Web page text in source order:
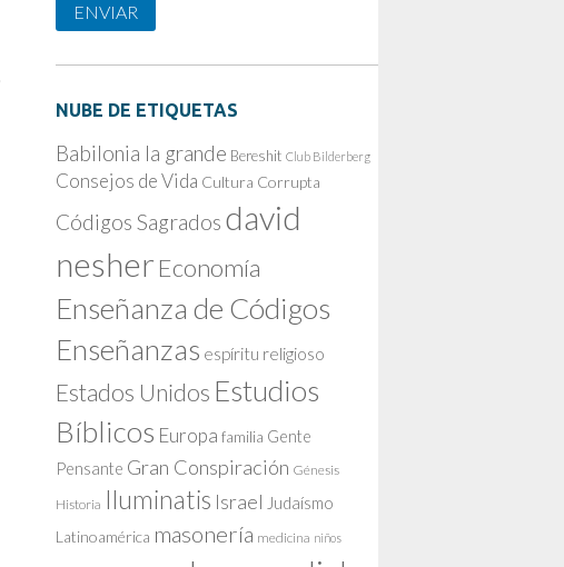
ENVIAR
NUBE DE ETIQUETAS
Babilonia la grande Bereshit Club Bilderberg
Consejos de Vida Cultura Corrupta
Códigos Sagrados david
nesher Economía
Enseñanza de Códigos
Enseñanzas espíritu religioso
Estados Unidos Estudios
Bíblicos Europa familia Gente
Pensante Gran Conspiración Génesis
Historia Iluminatis Israel Judaísmo
Latinoamérica masonería medicina niños